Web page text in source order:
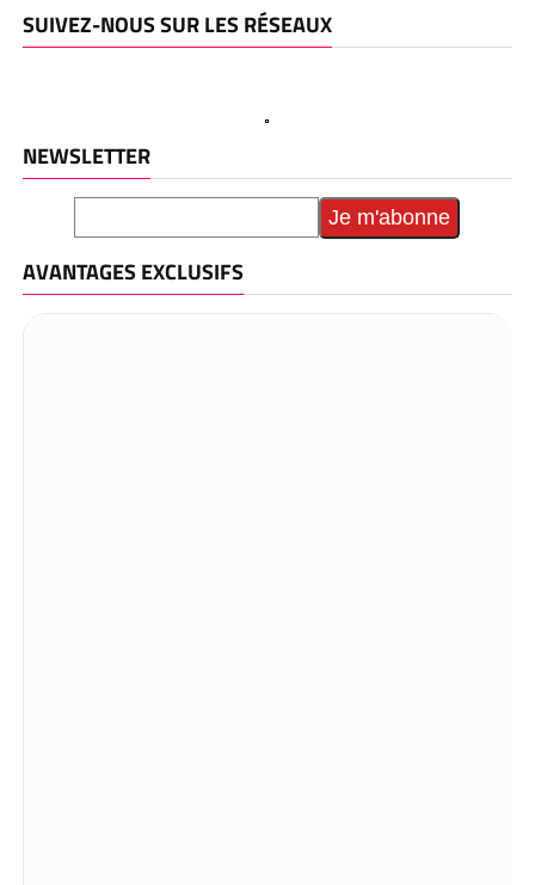
SUIVEZ-NOUS SUR LES RÉSEAUX
NEWSLETTER
AVANTAGES EXCLUSIFS